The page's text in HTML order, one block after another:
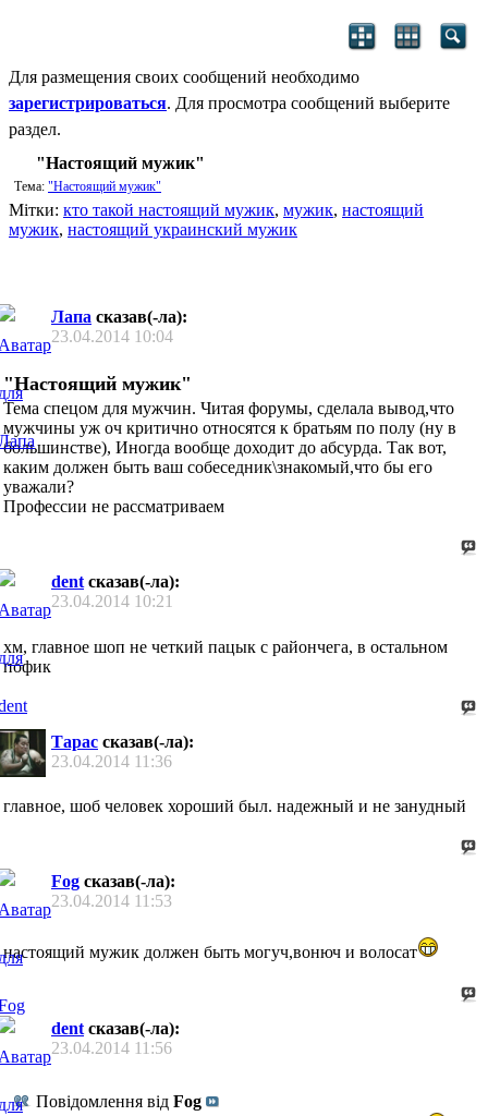
Для размещения своих сообщений необходимо
зарегистрироваться. Для просмотра сообщений выберите
раздел.
"Настоящий мужик"
Тема: "Настоящий мужик"
Мітки: кто такой настоящий мужик, мужик, настоящий
мужик, настоящий украинский мужик
Лапа сказав(-ла):
23.04.2014 10:04
"Настоящий мужик"
Тема спецом для мужчин. Читая форумы, сделала вывод,что
мужчины уж оч критично относятся к братьям по полу (ну в
большинстве), Иногда вообще доходит до абсурда. Так вот,
каким должен быть ваш собеседник\знакомый,что бы его
уважали?
Профессии не рассматриваем
dent сказав(-ла):
23.04.2014 10:21
хм, главное шоп не четкий пацык с райончега, в остальном
пофик
Тарас сказав(-ла):
23.04.2014 11:36
главное, шоб человек хороший был. надежный и не занудный
Fog сказав(-ла):
23.04.2014 11:53
настоящий мужик должен быть могуч,вонюч и волосат
dent сказав(-ла):
23.04.2014 11:56
Повідомлення від Fog